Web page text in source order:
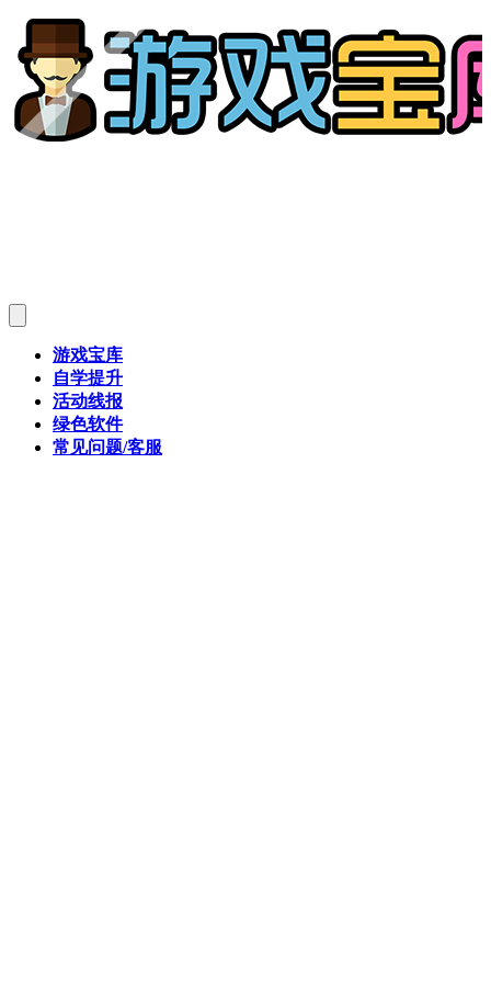
游戏宝库
自学提升
活动线报
绿色软件
常见问题/客服